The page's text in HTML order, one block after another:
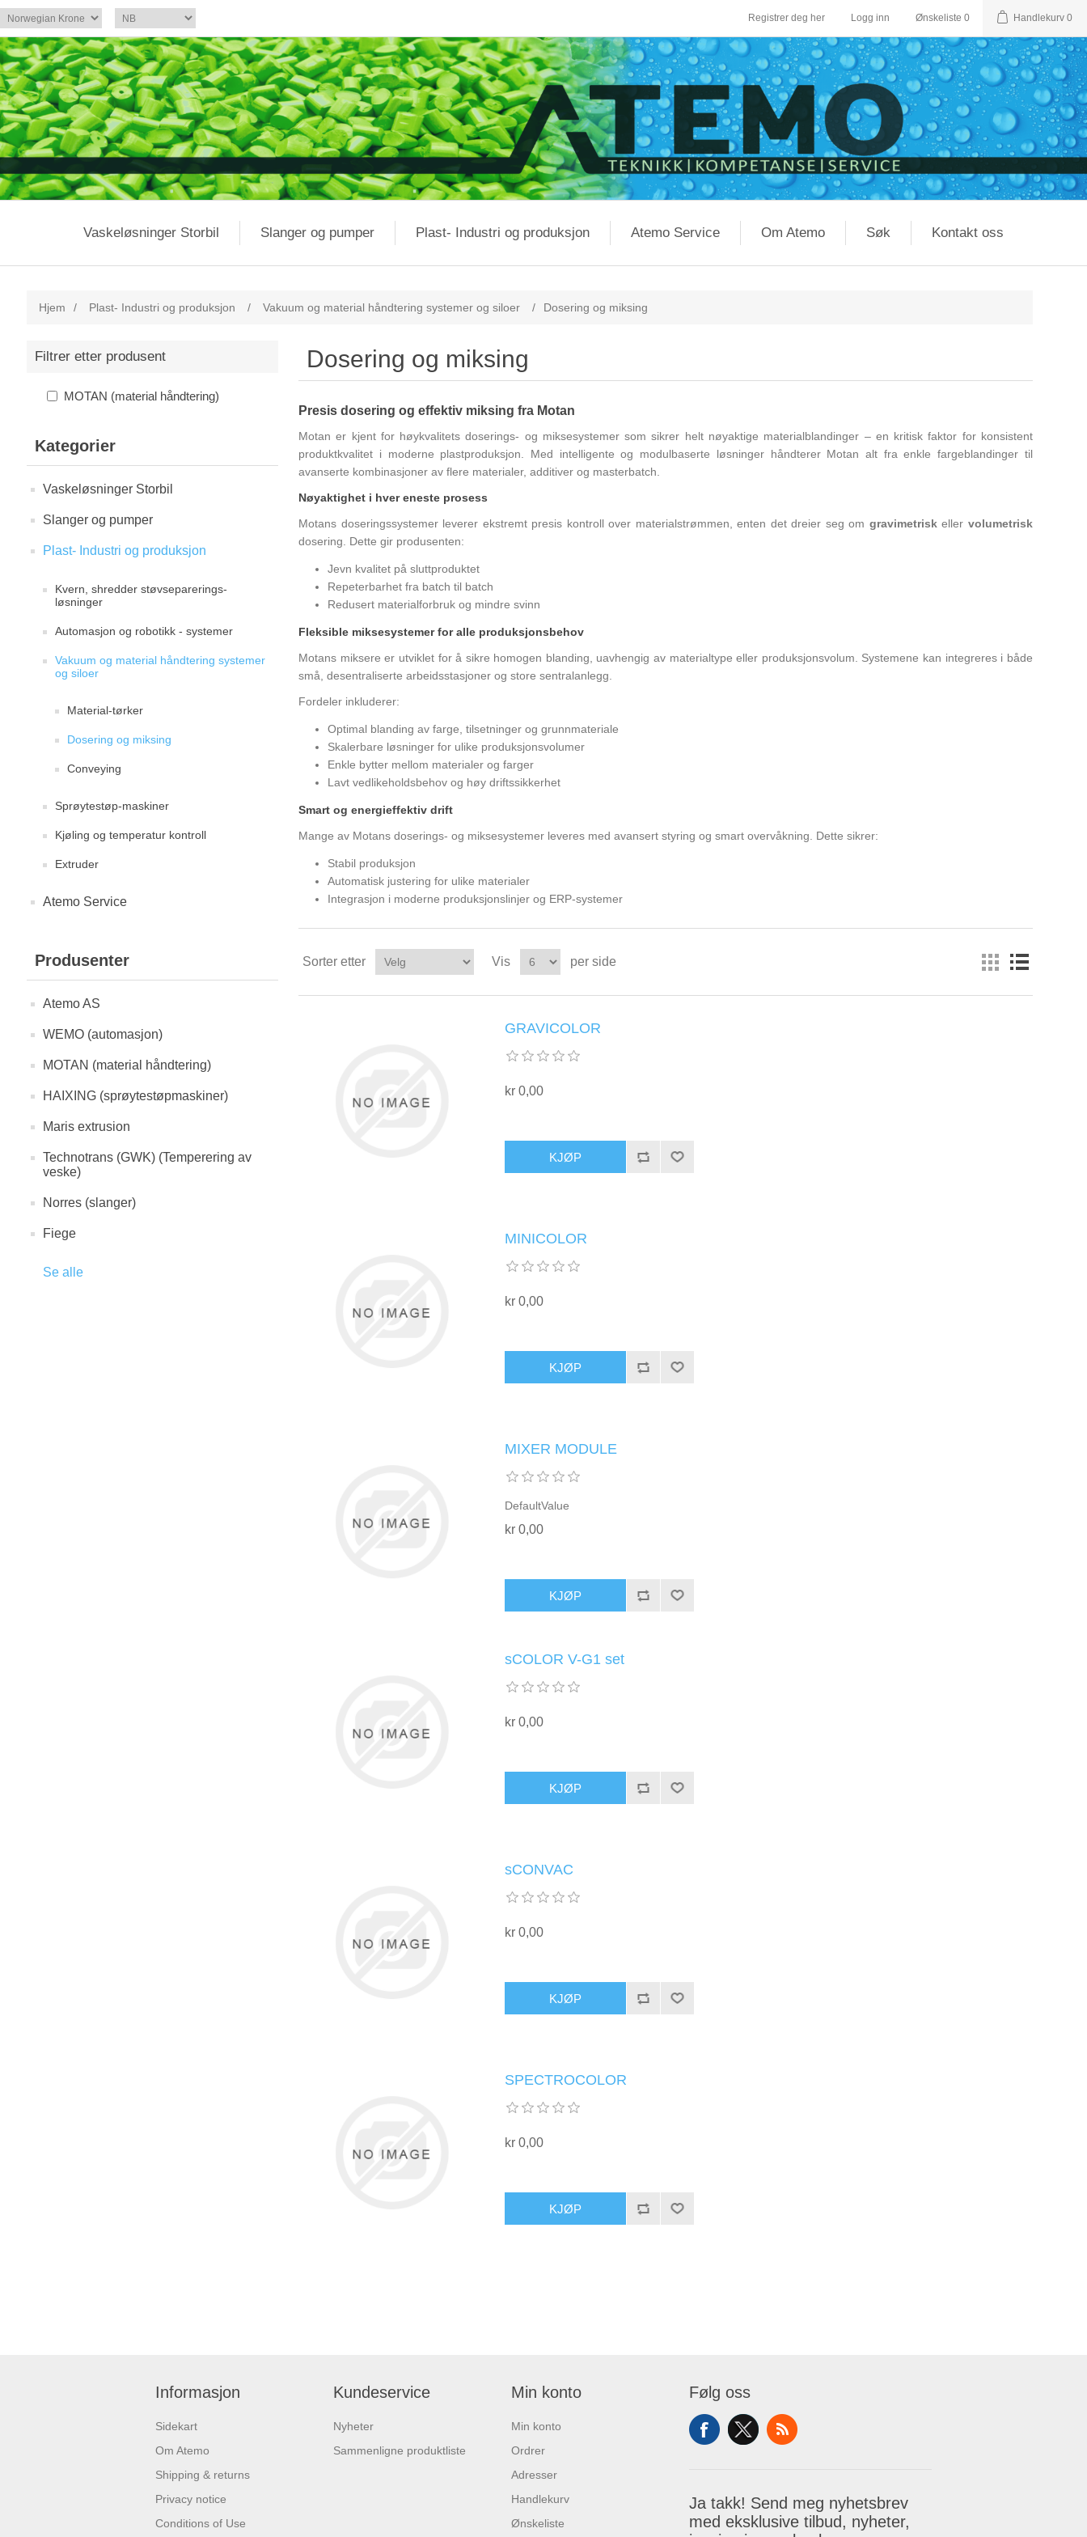
Registrer deg her Logg inn Ønskeliste 0 Handlekurv 0
Vaskeløsninger Storbil Slanger og pumper Plast- Industri og produksjon Atemo Service Om Atemo Søk Kontakt oss
Hjem / Plast- Industri og produksjon / Vakuum og material håndtering systemer og siloer / Dosering og miksing
Filtrer etter produsent
MOTAN (material håndtering)
Kategorier
Vaskeløsninger Storbil
Slanger og pumper
Plast- Industri og produksjon
Kvern, shredder støvseparerings-
løsninger
Automasjon og robotikk - systemer
Vakuum og material håndtering systemer
og siloer
Material-tørker
Dosering og miksing
Conveying
Sprøytestøp-maskiner
Kjøling og temperatur kontroll
Extruder
Atemo Service
Produsenter
Atemo AS
WEMO (automasjon)
MOTAN (material håndtering)
HAIXING (sprøytestøpmaskiner)
Maris extrusion
Technotrans (GWK) (Temperering av
veske)
Norres (slanger)
Fiege
Se alle
Dosering og miksing
Presis dosering og effektiv miksing fra Motan
Motan er kjent for høykvalitets doserings- og miksesystemer som sikrer helt nøyaktige materialblandinger – en kritisk faktor for konsistent
produktkvalitet i moderne plastproduksjon. Med intelligente og modulbaserte løsninger håndterer Motan alt fra enkle fargeblandinger til
avanserte kombinasjoner av flere materialer, additiver og masterbatch.
Nøyaktighet i hver eneste prosess
Motans doseringssystemer leverer ekstremt presis kontroll over materialstrømmen, enten det dreier seg om gravimetriskeller volumetrisk
dosering. Dette gir produsenten:
Jevn kvalitet på sluttproduktet
Repeterbarhet fra batch til batch
Redusert materialforbruk og mindre svinn
Fleksible miksesystemer for alle produksjonsbehov
Motans miksere er utviklet for å sikre homogen blanding, uavhengig av materialtype eller produksjonsvolum. Systemene kan integreres i både
små, desentraliserte arbeidsstasjoner og store sentralanlegg.
Fordeler inkluderer:
Optimal blanding av farge, tilsetninger og grunnmateriale
Skalerbare løsninger for ulike produksjonsvolumer
Enkle bytter mellom materialer og farger
Lavt vedlikeholdsbehov og høy driftssikkerhet
Smart og energieffektiv drift
Mange av Motans doserings- og miksesystemer leveres med avansert styring og smart overvåkning. Dette sikrer:
Stabil produksjon
Automatisk justering for ulike materialer
Integrasjon i moderne produksjonslinjer og ERP-systemer
Sorter etter Vis per side
GRAVICOLOR
kr 0,00
KJØP
MINICOLOR
kr 0,00
KJØP
MIXER MODULE
DefaultValue
kr 0,00
KJØP
sCOLOR V-G1 set
kr 0,00
KJØP
sCONVAC
kr 0,00
KJØP
SPECTROCOLOR
kr 0,00
KJØP
Informasjon
Sidekart
Om Atemo
Shipping & returns
Privacy notice
Conditions of Use
Kundeservice
Nyheter
Sammenligne produktliste
Min konto
Min konto
Ordrer
Adresser
Handlekurv
Ønskeliste
Følg oss
Ja takk! Send meg nyhetsbrev
med eksklusive tilbud, nyheter,